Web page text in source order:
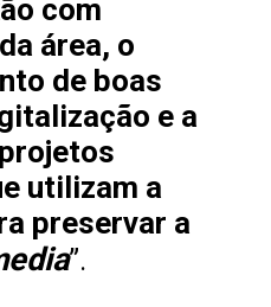
com
área, o
de boas
e a
utilizam a
preservar a
”.